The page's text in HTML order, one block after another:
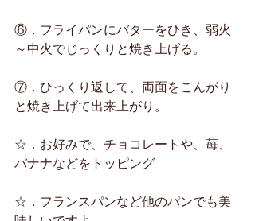
⑥．フライパンにバターをひき、弱火
～中火でじっくりと焼き上げる。
⑦．ひっくり返して、両面をこんがり
と焼き上げて出来上がり。
☆．お好みで、チョコレートや、苺、
バナナなどをトッピング
☆．フランスパンなど他のパンでも美